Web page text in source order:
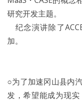
研究开发主题。
纪念演讲除了
加。
○为了加速冈山县内
发，希望能成为现实